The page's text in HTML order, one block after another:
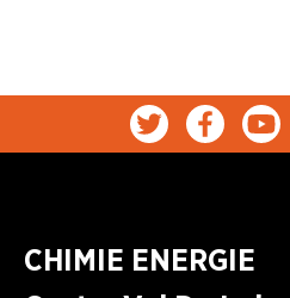
CHIMIE ENERGIE